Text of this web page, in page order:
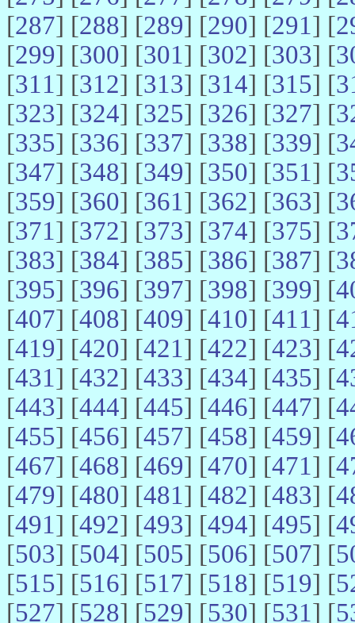
[287] [288] [289] [290] [291] [
[299] [300] [301] [302] [303] [
[311] [312] [313] [314] [315] [
[323] [324] [325] [326] [327] [
[335] [336] [337] [338] [339] [
[347] [348] [349] [350] [351] [
[359] [360] [361] [362] [363] [
[371] [372] [373] [374] [375] [
[383] [384] [385] [386] [387] [
[395] [396] [397] [398] [399] [
[407] [408] [409] [410] [411] [
[419] [420] [421] [422] [423] [
[431] [432] [433] [434] [435] [
[443] [444] [445] [446] [447] [
[455] [456] [457] [458] [459] [
[467] [468] [469] [470] [471] [
[479] [480] [481] [482] [483] [
[491] [492] [493] [494] [495] [
[503] [504] [505] [506] [507] [
[515] [516] [517] [518] [519] [
[527] [528] [529] [530] [531] [